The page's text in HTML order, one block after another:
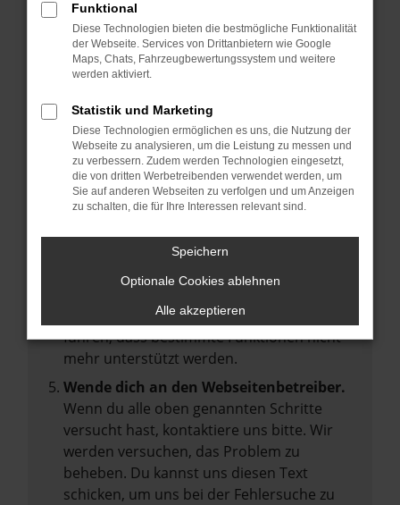
Prüfe deine Browsererweiterungen.
Manche Erweiterungen, wie Werbeblocker,
können das Laden bestimmter Seiten
anderen Browser oder in einem privaten
Fenster?
Starte dein Gerät neu.
Das kann manchmal helfen,
vorübergehende Probleme zu beheben.
Betriebssystem auf dem neuesten Stand
Veraltete Software birgt nicht nur ein
Sicherheitsrisiko, sondern kann auch dazu
führen, dass bestimmte Funktionen nicht
mehr unterstützt werden.
Wende dich an den Webseitenbetreiber.
Wenn du alle oben genannten Schritte
versucht hast, kontaktiere uns bitte. Wir
werden versuchen, das Problem zu
beheben. Du kannst uns diesen Text
schicken, um uns bei der Fehlersuche zu
Funktional
Diese Technologien bieten die bestmögliche Funktionalität
der Webseite. Services von Drittanbietern wie Google
Maps, Chats, Fahrzeugbewertungssystem und weitere
werden aktiviert.
Statistik und Marketing
Diese Technologien ermöglichen es uns, die Nutzung der
Webseite zu analysieren, um die Leistung zu messen und
zu verbessern. Zudem werden Technologien eingesetzt,
die von dritten Werbetreibenden verwendet werden, um
Sie auf anderen Webseiten zu verfolgen und um Anzeigen
zu schalten, die für Ihre Interessen relevant sind.
Speichern
Optionale Cookies ablehnen
Alle akzeptieren